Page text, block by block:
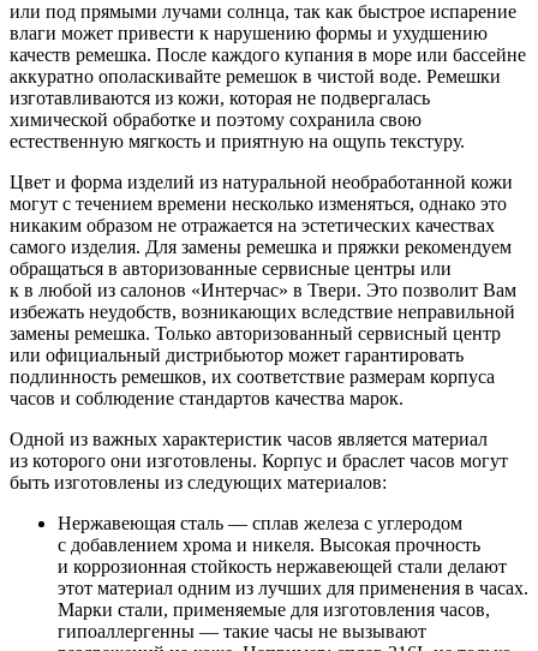
или под прямыми лучами солнца, так как быстрое испарение
влаги может привести к нарушению формы и ухудшению
качеств ремешка. После каждого купания в море или бассейне
аккуратно ополаскивайте ремешок в чистой воде. Ремешки
изготавливаются из кожи, которая не подвергалась
химической обработке и поэтому сохранила свою
естественную мягкость и приятную на ощупь текстуру.
Цвет и форма изделий из натуральной необработанной кожи
могут с течением времени несколько изменяться, однако это
никаким образом не отражается на эстетических качествах
самого изделия. Для замены ремешка и пряжки рекомендуем
обращаться в авторизованные сервисные центры или
к в любой из салонов «Интерчас» в Твери. Это позволит Вам
избежать неудобств, возникающих вследствие неправильной
замены ремешка. Только авторизованный сервисный центр
или официальный дистрибьютор может гарантировать
подлинность ремешков, их соответствие размерам корпуса
часов и соблюдение стандартов качества марок.
Одной из важных характеристик часов является материал
из которого они изготовлены. Корпус и браслет часов могут
быть изготовлены из следующих материалов:
Нержавеющая сталь — сплав железа с углеродом
с добавлением хрома и никеля. Высокая прочность
и коррозионная стойкость нержавеющей стали делают
этот материал одним из лучших для применения в часах.
Марки стали, применяемые для изготовления часов,
гипоаллергенны — такие часы не вызывают